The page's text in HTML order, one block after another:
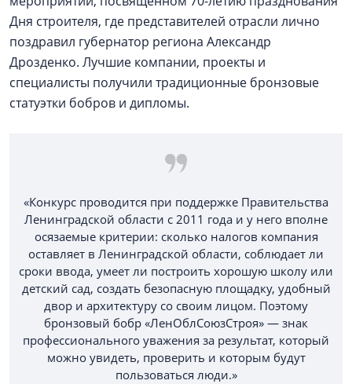
Дня строителя, где представителей отрасли лично
поздравил губернатор региона Александр
Дрозденко. Лучшие компании, проекты и
специалисты получили традиционные бронзовые
статуэтки бобров и дипломы.
«Конкурс проводится при поддержке Правительства
Ленинградской области с 2011 года и у него вполне
осязаемые критерии: сколько налогов компания
оставляет в Ленинградской области, соблюдает ли
сроки ввода, умеет ли построить хорошую школу или
детский сад, создать безопасную площадку, удобный
двор и архитектуру со своим лицом. Поэтому
бронзовый бобр «ЛенОблСоюзСтроя» — знак
профессионального уважения за результат, который
можно увидеть, проверить и которым будут
пользоваться люди.»